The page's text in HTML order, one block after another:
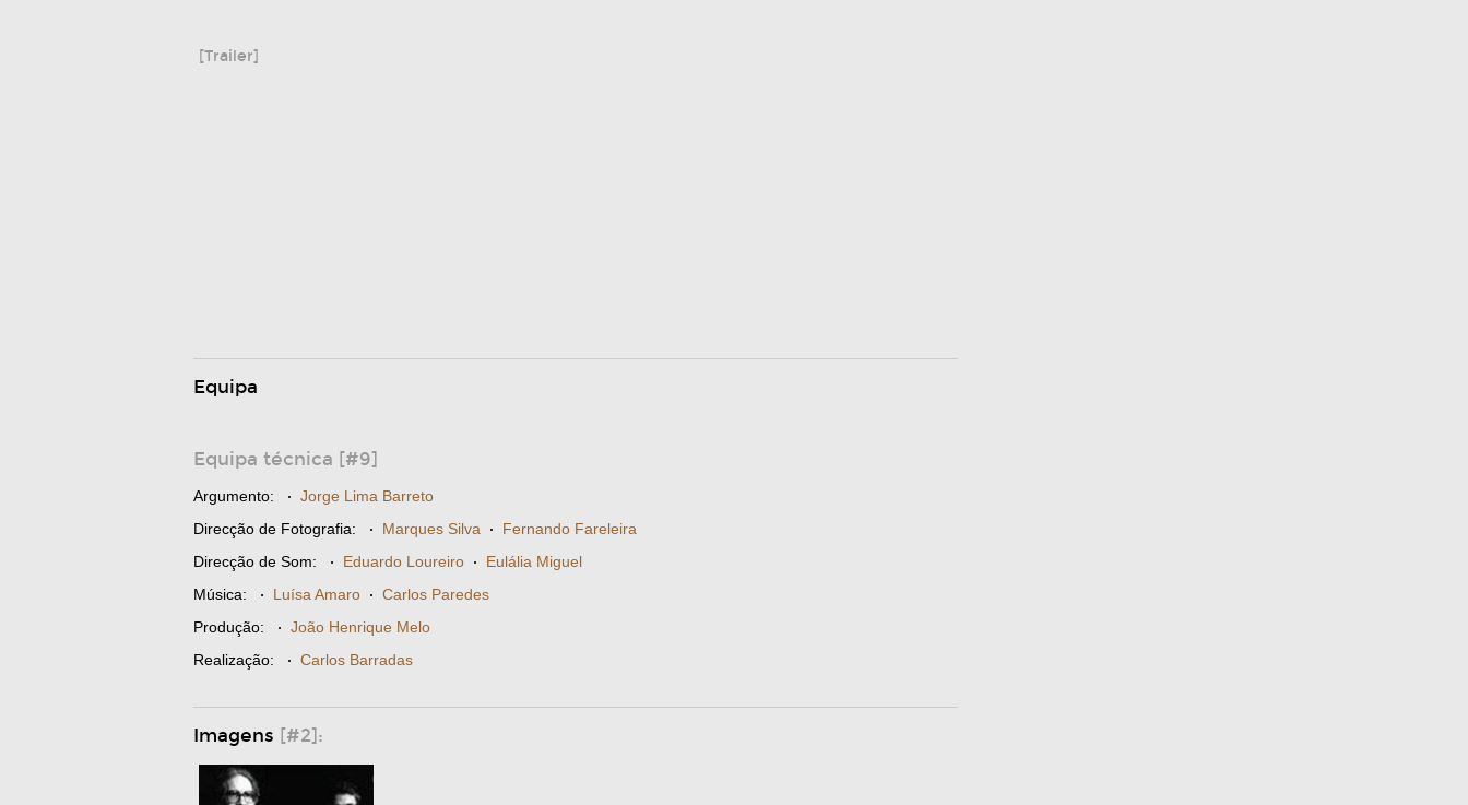
[Trailer]
Equipa
Equipa técnica [#9]
Argumento: · Jorge Lima Barreto
Direcção de Fotografia: · Marques Silva · Fernando Fareleira
Direcção de Som: · Eduardo Loureiro · Eulália Miguel
Música: · Luísa Amaro · Carlos Paredes
Produção: · João Henrique Melo
Realização: · Carlos Barradas
Imagens [#2]: